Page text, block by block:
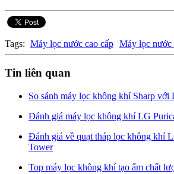
Tags: Máy lọc nước cao cấp Máy lọc nước
Tin liên quan
So sánh máy lọc không khí Sharp với
Đánh giá máy lọc không khí LG
Đánh giá về quạt tháp lọc không khí
Tower
Top máy lọc không khí tạo ẩm chất